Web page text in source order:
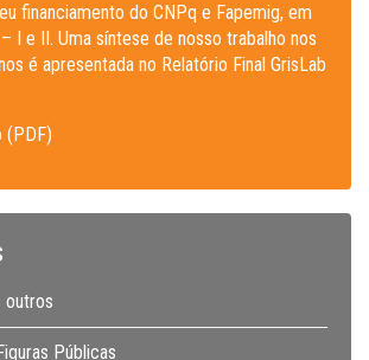
financiamento do CNPq e Fapemig, em
I e II. Uma síntese de nosso trabalho nos
é apresentada no Relatório Final GrisLab
(PDF)
outros
Públicas